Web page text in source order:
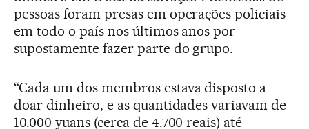
pessoas foram presas em operações policiais
em todo o país nos últimos anos por
supostamente fazer parte do grupo.
“Cada um dos membros estava disposto a
doar dinheiro, e as quantidades variavam de
10.000 yuans (cerca de 4.700 reais) até